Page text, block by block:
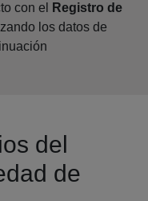
con el
Registro de
los datos de
del
de